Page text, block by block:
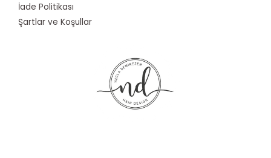
İade Politikası
Şartlar ve Koşullar